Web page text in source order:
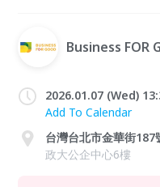
Business FOR
2026.01.07 (Wed)
Add To Calendar
台灣台北市金華街187
政大公企中心6樓